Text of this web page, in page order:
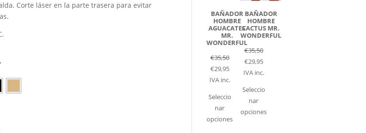
Corte láser en la parte trasera para evitar
BAÑADOR
HOMBRE
AGUACATES
MR.
WONDERFUL
€35,50
€29,95
IVA inc.
Seleccio
nar
opciones
BAÑADOR
HOMBRE
CACTUS MR.
WONDERFUL
€35,50
€29,95
IVA inc.
Seleccio
nar
opciones